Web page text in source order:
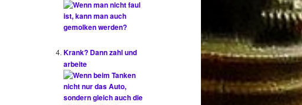
Krank? Dann zahl und
arbeite